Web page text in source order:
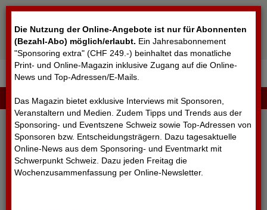
Die Nutzung der Online-Angebote ist nur für Abonnenten
(Bezahl-Abo) möglich/erlaubt. Ein Jahresabonnement
"Sponsoring extra" (CHF 249.-) beinhaltet das monatliche
Print- und Online-Magazin inklusive Zugang auf die Online-
News und Top-Adressen/E-Mails.
Das Magazin bietet exklusive Interviews mit Sponsoren,
Veranstaltern und Medien. Zudem Tipps und Trends aus der
Sponsoring- und Eventszene Schweiz sowie Top-Adressen von
Sponsoren bzw. Entscheidungsträgern. Dazu tagesaktuelle
Online-News aus dem Sponsoring- und Eventmarkt mit
Schwerpunkt Schweiz. Dazu jeden Freitag die
Wochenzusammenfassung per Online-Newsletter.
LOGIN
Cookie-Einstellungen